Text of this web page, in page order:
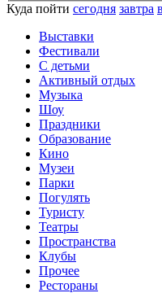
Куда пойти сегодня завтра
Выставки
Фестивали
С детьми
Активный отдых
Музыка
Шоу
Праздники
Образование
Кино
Музеи
Парки
Погулять
Туристу
Театры
Пространства
Клубы
Прочее
Рестораны